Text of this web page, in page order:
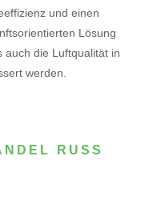
und einen
Lösung
auch die Luftqualität in
werden.
RUSS